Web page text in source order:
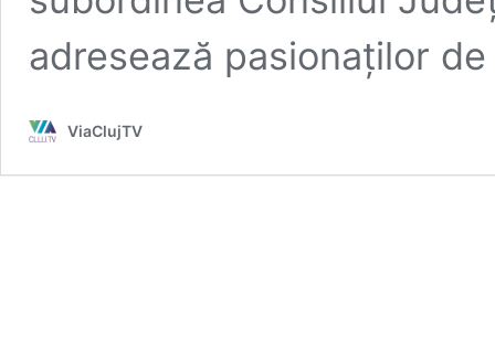
adresează pasionaților
ViaClujTV